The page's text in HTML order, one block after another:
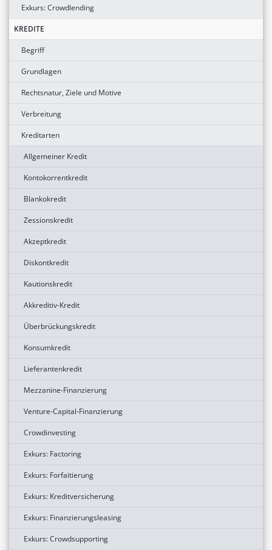
Exkurs: Crowdlending
KREDITE
Begriff
Grundlagen
Rechtsnatur, Ziele und Motive
Verbreitung
Kreditarten
Allgemeiner Kredit
Kontokorrentkredit
Blankokredit
Zessionskredit
Akzeptkredit
Diskontkredit
Kautionskredit
Akkreditiv-Kredit
Überbrückungskredit
Konsumkredit
Lieferantenkredit
Mezzanine-Finanzierung
Venture-Capital-Finanzierung
Crowdinvesting
Exkurs: Factoring
Exkurs: Forfaitierung
Exkurs: Kreditversicherung
Exkurs: Finanzierungsleasing
Exkurs: Crowdsupporting